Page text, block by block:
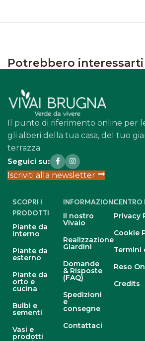
Potrebbero interessarti
Il punto di riferimento online per
gli alberi della tua casa, del tuo
terrazza.
Seguici su:
Iscriviti alla newsletter
SCOPRI I
PRODOTTI
Piante da
interno
Piante da
esterno
Piante da
orto e
cucina
Bulbi e
sementi
Vasi e
prodotti
INFORMAZIONI
Il nostro
Vivaio
Realizzazione
Giardini
Domande
& Risposte
(FAQ)
Spedizioni
e
consegne
Contattaci
CENTRO
Privacy
Cookie
Termini
Reso
Credits